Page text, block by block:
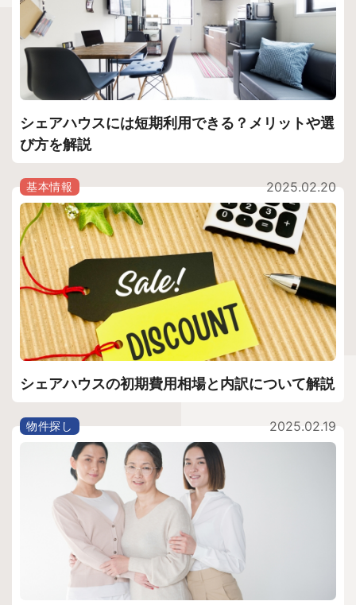
シェアハウスには短期利用できる？メリットや選
び方を解説
2025.02.20
基本情報
シェアハウスの初期費用相場と内訳について解説
2025.02.19
物件探し